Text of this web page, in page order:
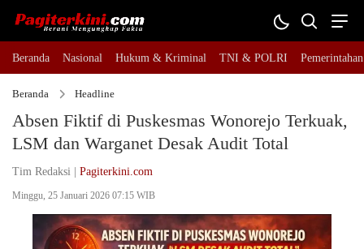
Beranda Nasional Hukum & Kriminal TNI & POLRI Pemerintahan
Beranda Headline
Absen Fiktif di Puskesmas Wonorejo Terkuak,
LSM dan Warganet Desak Audit Total
Tim Redaksi | Pagiterkini.com
Minggu, 25 Januari 2026 07:15 WIB